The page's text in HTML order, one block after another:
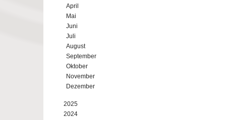
April
Mai
Juni
Juli
August
September
Oktober
November
Dezember
2025
2024